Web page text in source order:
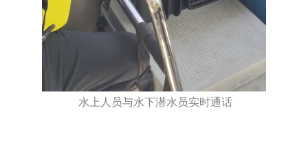
水上人员与水下潜水员实时通话